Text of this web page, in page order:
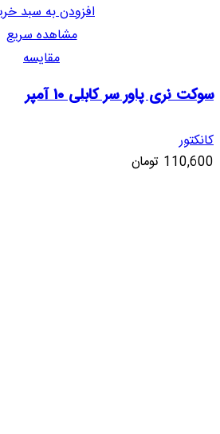
افزودن به سبد
مشاهده سریع
مقایسه
سوکت نری پاور سر کابلی 10 آمپر
کانکتور
110,600 تومان